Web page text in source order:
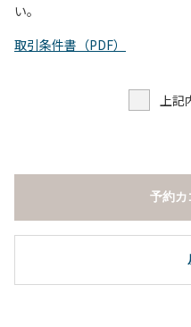
（４）キャンプ場の管理者
い。
取引条件書（PDF）
上記
予約カ